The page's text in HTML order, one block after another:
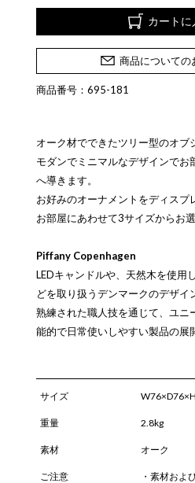
カートに
商品についての
商品番号：695-181
オーク材でできたツリー型のオブ
モダンでミニマルなデザインでお
へ導きます。
お好みのオーナメントをディスプ
お部屋にあわせて3サイズからお
Piffany Copenhagen
LEDキャンドルや、天然木を使用
どを取り扱うデンマークのデザイ
熟練された職人技を通じて、ユニ
能的で日常使いしやすい製品の展
サイズ
重量 2.8kg
素材 オーク
ご注意
・素材およ